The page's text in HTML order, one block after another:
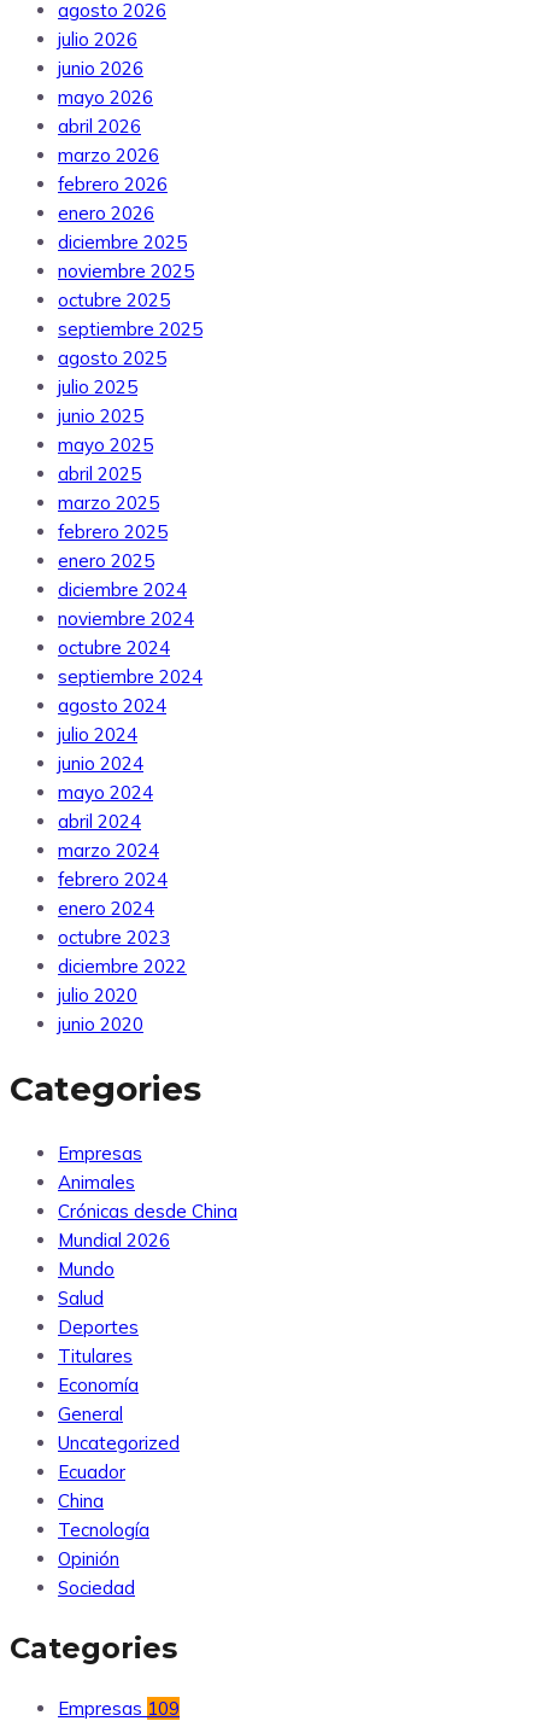
agosto 2026
julio 2026
junio 2026
mayo 2026
abril 2026
marzo 2026
febrero 2026
enero 2026
diciembre 2025
noviembre 2025
octubre 2025
septiembre 2025
agosto 2025
julio 2025
junio 2025
mayo 2025
abril 2025
marzo 2025
febrero 2025
enero 2025
diciembre 2024
noviembre 2024
octubre 2024
septiembre 2024
agosto 2024
julio 2024
junio 2024
mayo 2024
abril 2024
marzo 2024
febrero 2024
enero 2024
octubre 2023
diciembre 2022
julio 2020
junio 2020
Categories
Empresas
Animales
Crónicas desde China
Mundial 2026
Mundo
Salud
Deportes
Titulares
Economía
General
Uncategorized
Ecuador
China
Tecnología
Opinión
Sociedad
Categories
Empresas 109